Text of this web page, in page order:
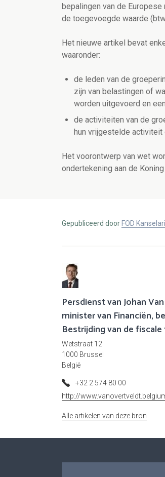
bepalingen van de
de toegevoegde waarde
Het nieuwe artikel bevat
waaronder:
de leden van de
zijn van belastingen of
worden uitgevoerd en
de activiteiten van de
hun vrijgestelde
Het voorontwerp van wet
ondertekening aan de
Gepubliceerd door FOD
Persdienst van Johan
minister van Financiën,
Bestrijding van de
Wetstraat 12
1000 Brussel
België
+32 2 574 80 00
http://
Alle artikelen van deze bron